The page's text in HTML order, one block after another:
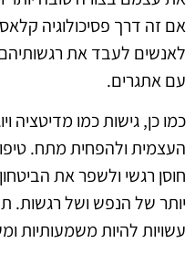
אם זה דרך פסיכולוגיה
לאנשים לעבד את
עם אתגרים.
כמו כן, גישות כמו מדיטציה
העצמית ולהפחית מתח.
חוסן רגשי ולשפר את
יותר של הנפש ושל רגשות.
עשויות להיות משמעותיות